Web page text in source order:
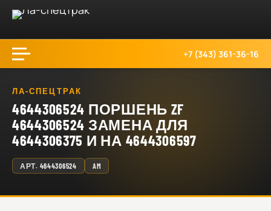
+7 (343) 361-36-16
ЛА-СПЕЦТРАК
4644306524 ПОРШЕНЬ ZF
4644306524 ЗАМЕНА ДЛЯ
4644306375 И НА 4644306597
АРТ. 4644306524 AM